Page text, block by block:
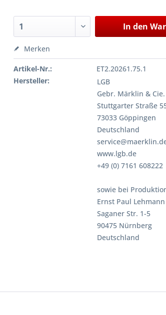
In den
Merken
Artikel-Nr.:
ET2.20261.75.1
Hersteller:
LGB
Gebr. Märklin &
Stuttgarter Straße
73033 Göppingen
Deutschland
www.lgb.de
+49 (0) 7161 608222
sowie bei
Ernst Paul
Saganer Str. 1-5
90475 Nürnberg
Deutschland